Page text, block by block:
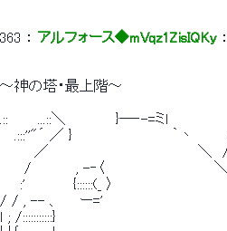
363 ： アルフォース◆mVqz1ZisIQKy ：
～神の塔・最上階～
.::　　　...::＼　　　　　}―‐-=ミl　　　　　
.:::''"´ ／ }　　　　　　　　　　｀丶　　
／　　　　　　　　　　　　　　　＼　
/　　　　 , -‐〈　　　　　　　　　　　
:' 　 　 　 {::::::(_ 〉　　　　　　　　 　 　
/ / , -- 、　　ー='　　　　　　 　 　 　 　
ｌ ; /:::::::::::}　　　　　　　　　　　　　　　　